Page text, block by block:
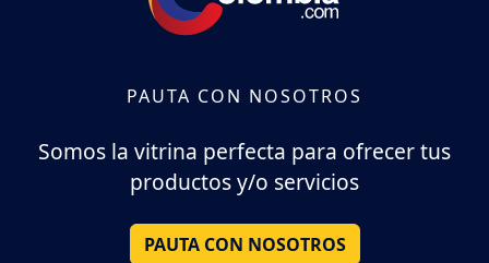
PAUTA CON NOSOTROS
Somos la vitrina perfecta para ofrecer tus
productos y/o servicios
PAUTA CON NOSOTROS